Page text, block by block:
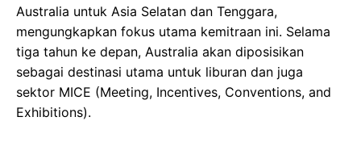
Australia untuk Asia Selatan dan Tenggara,
mengungkapkan fokus utama kemitraan ini. Selama
tiga tahun ke depan, Australia akan diposisikan
sebagai destinasi utama untuk liburan dan juga
sektor MICE (Meeting, Incentives, Conventions, and
Exhibitions).